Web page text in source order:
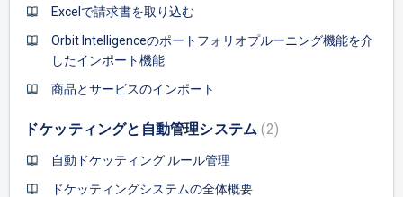
Excelで請求書を取り込む
Orbit Intelligenceのポートフォリオプルーニング機能を介
したインポート機能
商品とサービスのインポート
ドケッティングと自動管理システム 2
自動ドケッティング ルール管理
ドケッティングシステムの全体概要